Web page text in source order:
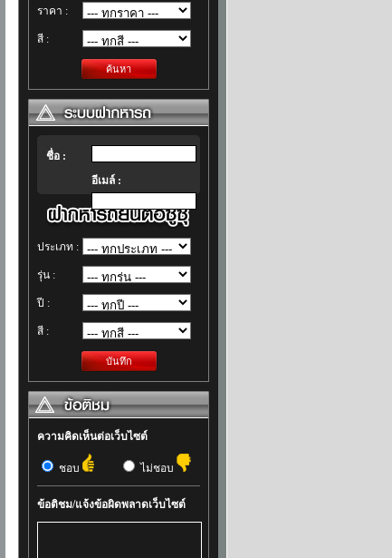
ราคา :
สี :
ค้นหา
ชื่อ :
อีเมล์ :
ประเภท :
รุ่น :
ปี :
สี :
บันทึก
ความคิดเห็นต่อเว็บไซต์
ชอบ ไม่ชอบ
ข้อติชม/แจ้งข้อผิดพลาดเว็บไซต์